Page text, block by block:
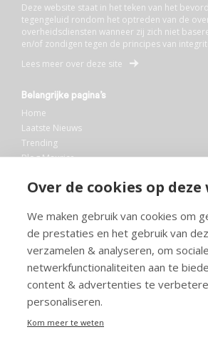
Over de cookies op
We maken gebruik van cookies om
de prestaties en het gebruik van
verzamelen & analyseren, om sociale
netwerkfunctionaliteiten aan te
content & advertenties te
personaliseren.
Kom meer te weten
Deze website staat in het teken van het
tegengeluid rondom het optreden van de
overheidsdiensten wanneer zij zich niet
en/of zondigen tegen de principes van
Lees meer over deze site
Belangrijke pagina’s
Home
Laatste Nieuws
Trending
Blog Maurice
Bibliotheek
Info en service
FAQ
Doneren
Privacy
Voorwaarden
Meedoen